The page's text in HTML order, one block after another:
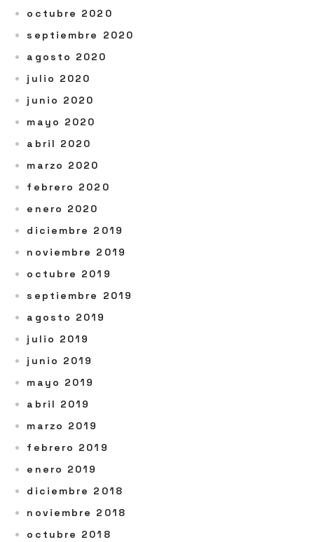
octubre 2020
septiembre 2020
agosto 2020
julio 2020
junio 2020
mayo 2020
abril 2020
marzo 2020
febrero 2020
enero 2020
diciembre 2019
noviembre 2019
octubre 2019
septiembre 2019
agosto 2019
julio 2019
junio 2019
mayo 2019
abril 2019
marzo 2019
febrero 2019
enero 2019
diciembre 2018
noviembre 2018
octubre 2018